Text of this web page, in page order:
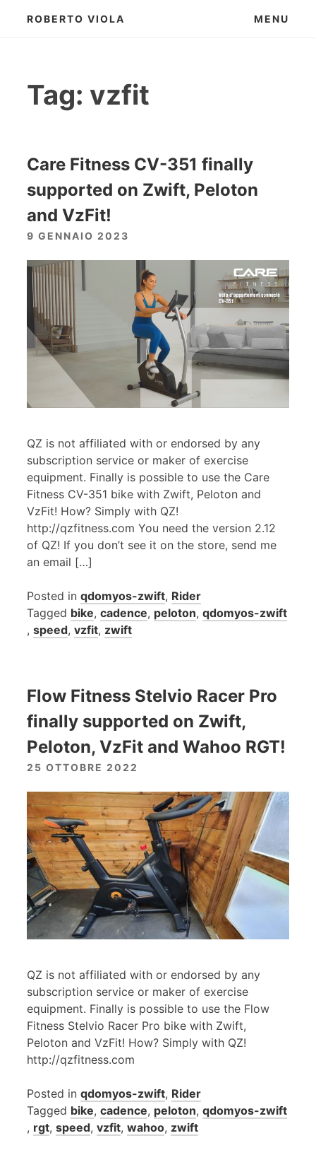
ROBERTO VIOLA MENU
Tag: vzfit
Care Fitness CV-351 finally
supported on Zwift, Peloton
and VzFit!
9 GENNAIO 2023
QZ is not affiliated with or endorsed by any
subscription service or maker of exercise
equipment. Finally is possible to use the Care
Fitness CV-351 bike with Zwift, Peloton and
VzFit! How? Simply with QZ!
http://qzfitness.com You need the version 2.12
of QZ! If you don’t see it on the store, send me
an email […]
Posted in qdomyos-zwift, Rider
Tagged bike, cadence, peloton, qdomyos-zwift
, speed, vzfit, zwift
Flow Fitness Stelvio Racer Pro
finally supported on Zwift,
Peloton, VzFit and Wahoo RGT!
25 OTTOBRE 2022
QZ is not affiliated with or endorsed by any
subscription service or maker of exercise
equipment. Finally is possible to use the Flow
Fitness Stelvio Racer Pro bike with Zwift,
Peloton and VzFit! How? Simply with QZ!
http://qzfitness.com
Posted in qdomyos-zwift, Rider
Tagged bike, cadence, peloton, qdomyos-zwift
, rgt, speed, vzfit, wahoo, zwift